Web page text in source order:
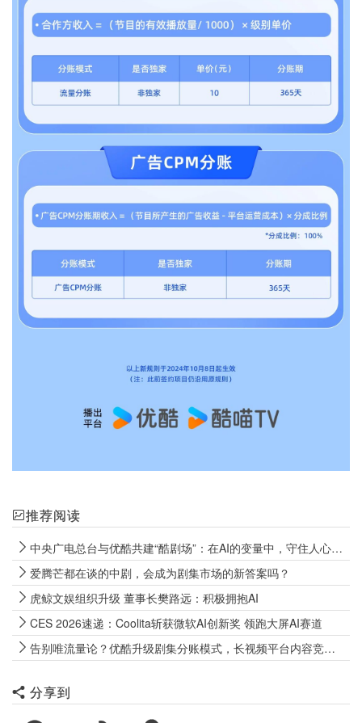
推荐阅读
中央广电总台与优酷共建“酷剧场”：在AI的变量中，守住人心的常量
爱腾芒都在谈的中剧，会成为剧集市场的新答案吗？
虎鲸文娱组织升级 董事长樊路远：积极拥抱AI
CES 2026速递：Coolita斩获微软AI创新奖 领跑大屏AI赛道
告别唯流量论？优酷升级剧集分账模式，长视频平台内容竞争变规则
分享到